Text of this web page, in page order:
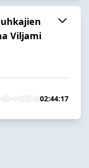
Viljami
02:44:17